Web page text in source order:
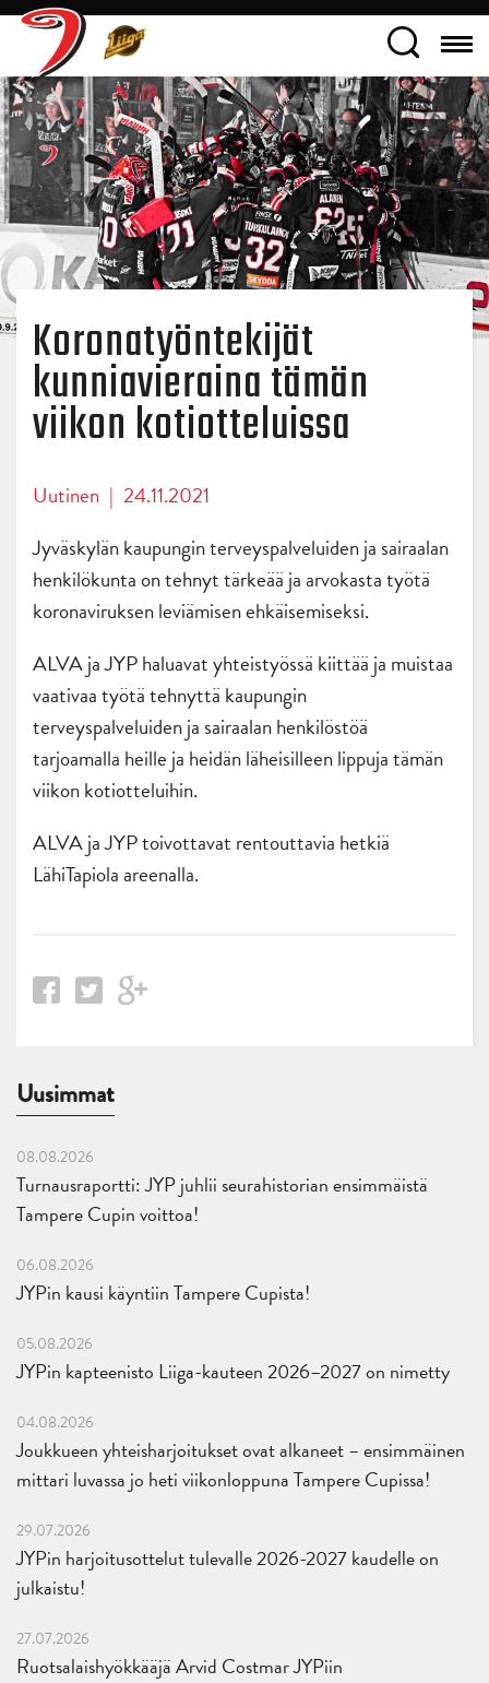
Koronatyöntekijät
kunniavieraina tämän
viikon kotiotteluissa
Uutinen | 24.11.2021
Jyväskylän kaupungin terveyspalveluiden ja sairaalan
henkilökunta on tehnyt tärkeää ja arvokasta työtä
koronaviruksen leviämisen ehkäisemiseksi.
ALVA ja JYP haluavat yhteistyössä kiittää ja muistaa
vaativaa työtä tehnyttä kaupungin
terveyspalveluiden ja sairaalan henkilöstöä
tarjoamalla heille ja heidän läheisilleen lippuja tämän
viikon kotiotteluihin.
ALVA ja JYP toivottavat rentouttavia hetkiä
LähiTapiola areenalla.
Uusimmat
08.08.2026
Turnausraportti: JYP juhlii seurahistorian ensimmäistä
Tampere Cupin voittoa!
06.08.2026
JYPin kausi käyntiin Tampere Cupista!
05.08.2026
JYPin kapteenisto Liiga-kauteen 2026–2027 on nimetty
04.08.2026
Joukkueen yhteisharjoitukset ovat alkaneet – ensimmäinen
mittari luvassa jo heti viikonloppuna Tampere Cupissa!
29.07.2026
JYPin harjoitusottelut tulevalle 2026-2027 kaudelle on
julkaistu!
27.07.2026
Ruotsalaishyökkääjä Arvid Costmar JYPiin